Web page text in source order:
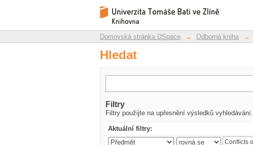
Hledat
Repozitář DSpace/Manakin
Domovská stránka DSpace → Odborná kniha →
Hledat
Filtry
Filtry použijte na upřesnění výsledků vyhledávání.
Aktuální filtry: